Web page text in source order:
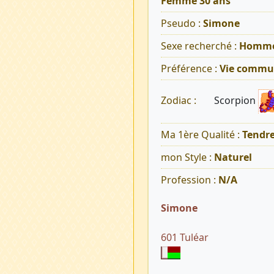
Pseudo : Simone
Sexe recherché :
Préférence : Vie
Zodiac : Scorpion
Ma 1ère Qualité :
mon Style : Naturel
Profession : N/A
Simone
601 Tuléar